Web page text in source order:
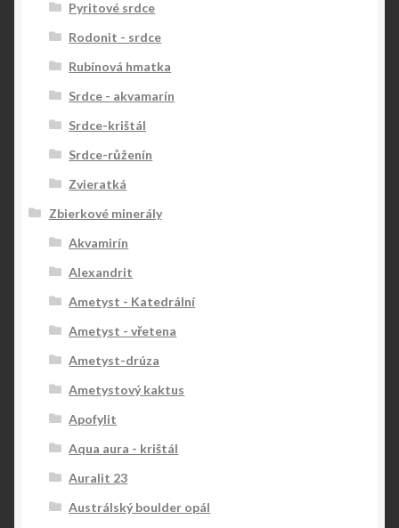
Pyritové srdce
Rodonit - srdce
Rubínová hmatka
Srdce - akvamarín
Srdce-krištál
Srdce-růženín
Zvieratká
Zbierkové minerály
Akvamirín
Alexandrit
Ametyst - Katedrální
Ametyst - vřetena
Ametyst-drúza
Ametystový kaktus
Apofylit
Aqua aura - krištál
Auralit 23
Austrálský boulder opál